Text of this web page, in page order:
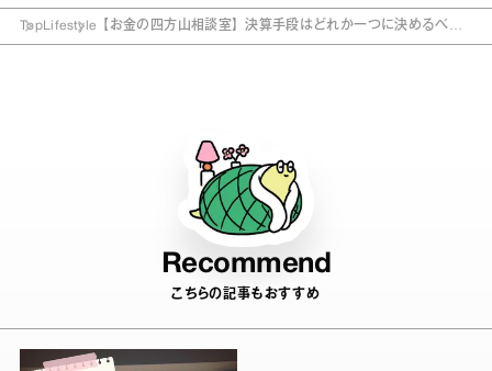
Top Lifestyle 【お金の四方山相談室】決算手段はどれか一つに決めるべ
Recommend
こちらの記事もおすすめ